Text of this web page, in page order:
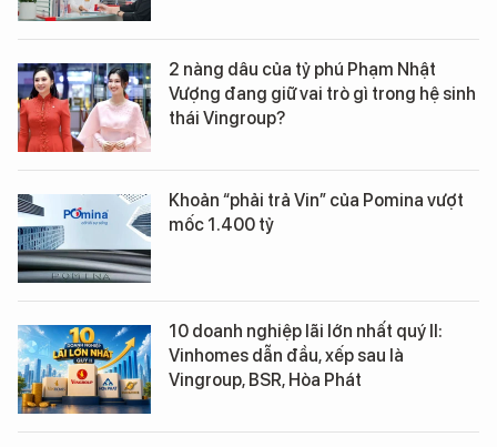
2 nàng dâu của tỷ phú Phạm Nhật
Vượng đang giữ vai trò gì trong hệ sinh
thái Vingroup?
Khoản “phải trả Vin” của Pomina vượt
mốc 1.400 tỷ
10 doanh nghiệp lãi lớn nhất quý II:
Vinhomes dẫn đầu, xếp sau là
Vingroup, BSR, Hòa Phát